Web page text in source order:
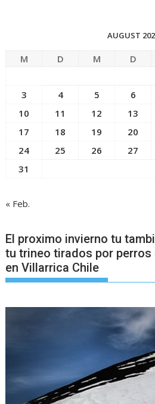
AUGUST
M D M D
3
4 5 6
10
11 12 13
17
18 19 20
24
25 26 27
31
« Feb.
El proximo invierno tu
tu trineo tirados por
en Villarrica Chile